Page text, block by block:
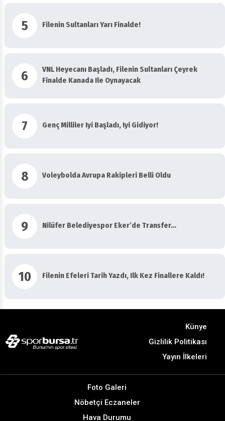
5 Filenin Sultanları Yarı Finalde!
6
VNL Heyecanı Başladı, Filenin Sultanları Çeyrek
Finalde Kanada Ile Oynayacak
7 Genç Milliler Iyi Başladı, Iyi Gidiyor!
8 Voleybolda Avrupa Rakipleri Belli Oldu
9 Nilüfer Belediyespor Eker’de Transfer…
10 Filenin Efeleri Tarih Yazdı, Ilk Kez Finallere Kaldı!
Künye
Gizlilik Politikası
Yayın İlkeleri
Foto Galeri
Nöbetçi Eczaneler
Hava Durumu